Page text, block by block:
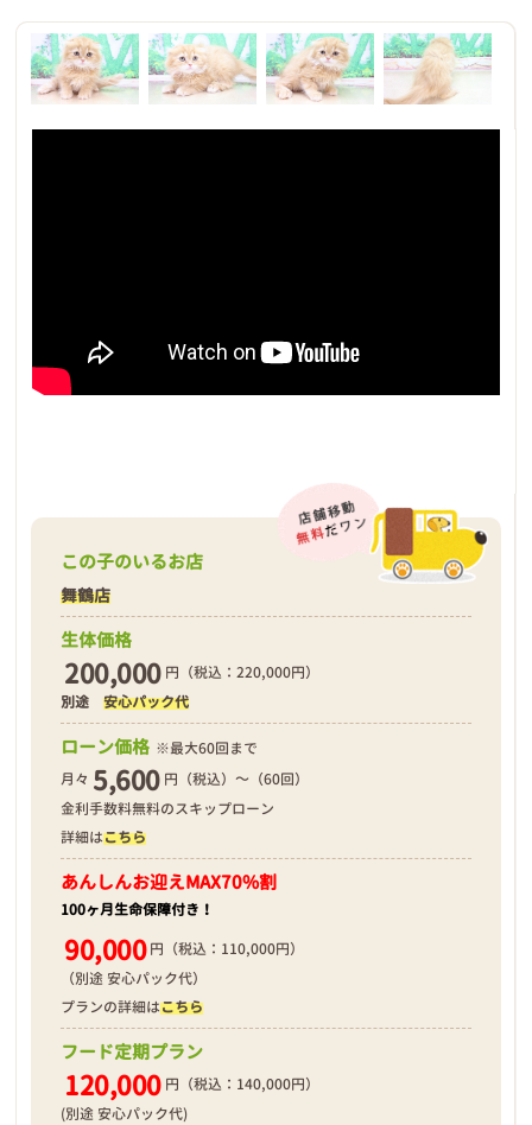
この子のいるお店
舞鶴店
生体価格
200,000 円（税込：220,000円）
別途安心パック代
ローン価格 ※最大60回まで
月々 5,600 円（税込）～（60回）
金利手数料無料のスキップローン
詳細はこちら
あんしんお迎えMAX70%割
100ヶ月生命保障付き！
90,000 円（税込：110,000円）
（別途 安心パック代）
プランの詳細はこちら
フード定期プラン
120,000 円（税込：140,000円）
(別途 安心パック代)